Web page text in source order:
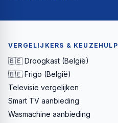
VERGELIJKERS & KEUZEHULP
🇧🇪 Droogkast (België)
🇧🇪 Frigo (België)
Televisie vergelijken
Smart TV aanbieding
Wasmachine aanbieding